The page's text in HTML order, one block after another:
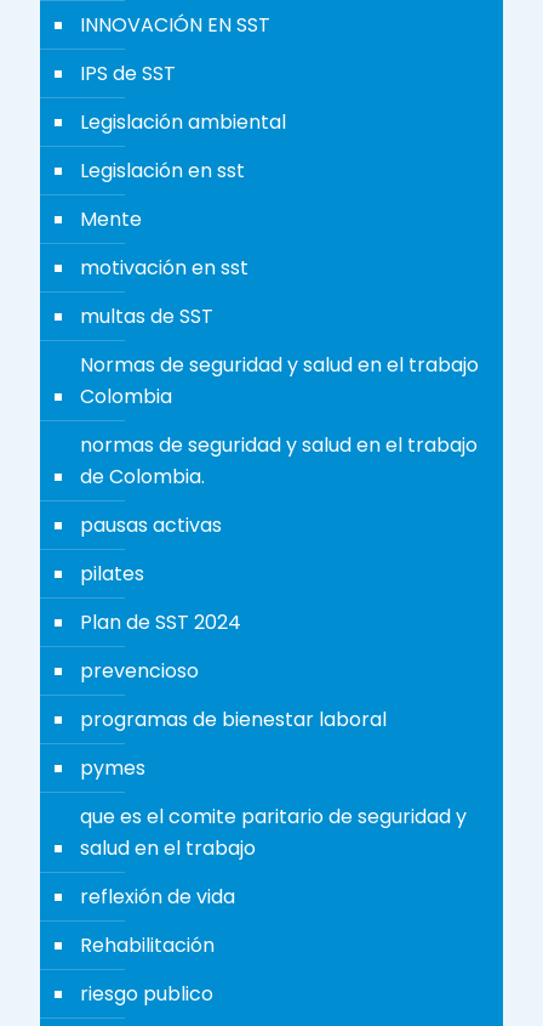
INNOVACIÓN EN SST
IPS de SST
Legislación ambiental
Legislación en sst
Mente
motivación en sst
multas de SST
Normas de seguridad y salud en el trabajo
Colombia
normas de seguridad y salud en el trabajo
de Colombia.
pausas activas
pilates
Plan de SST 2024
prevencioso
programas de bienestar laboral
pymes
que es el comite paritario de seguridad y
salud en el trabajo
reflexión de vida
Rehabilitación
riesgo publico